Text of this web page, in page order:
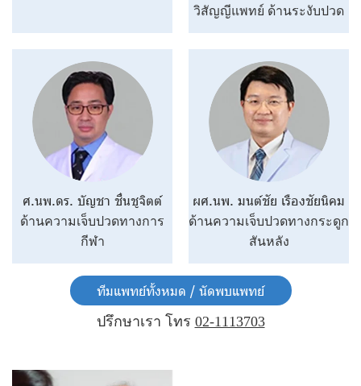
วิสัญญีแพทย์ ด้านระงับปวด
ศ.นพ.ดร. บัญชา ชื่นชูจิตต์
ด้านความเจ็บปวดทางการ
กีฬา
ผศ.นพ. มนต์ชัย เรืองชัยนิคม
ด้านความเจ็บปวดทางกระดูก
สันหลัง
ทีมแพทย์ทั้งหมด / นัดพบแพทย์
ปรึกษาเรา โทร 02-1113703